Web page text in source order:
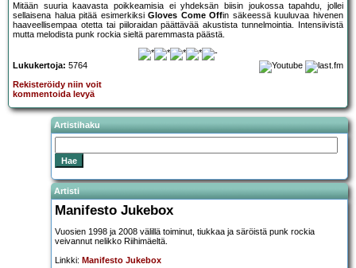
Mitään suuria kaavasta poikkeamisia ei yhdeksän biisin joukossa tapahdu, jollei
sellaisena halua pitää esimerkiksiGloves Come Offin säkeessä kuuluvaa hivenen
haaveellisempaa otetta tai piiloraidan päättävää akustista tunnelmointia. Intensiivistä
mutta melodista punk rockia sieltä paremmasta päästä.
Lukukertoja: 5764
Rekisteröidy niin voit
kommentoida levyä
Artistihaku
Artisti
Manifesto Jukebox
Vuosien 1998 ja 2008 välillä toiminut, tiukkaa ja säröistä punk rockia
veivannut nelikko Riihimäeltä.
Linkki: Manifesto Jukebox